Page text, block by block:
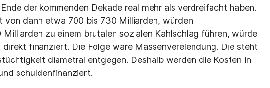
der kommenden Dekade real mehr als verdreifacht haben.
von dann etwa 700 bis 730 Milliarden, würden
zu einem brutalen sozialen Kahlschlag führen, würde
direkt finanziert. Die Folge wäre Massenverelendung. Die steht
diametral entgegen. Deshalb werden die Kosten in
schuldenfinanziert.